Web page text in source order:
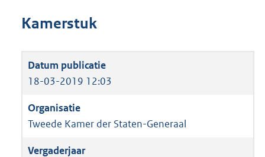
Kamerstuk
18-03-2019 12:03
Tweede Kamer der Staten-Generaal